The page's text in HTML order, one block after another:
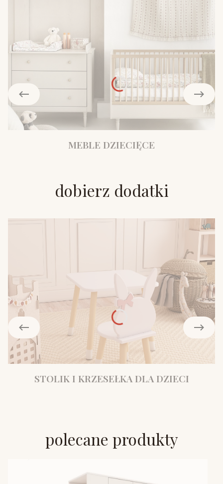
MEBLE DZIECIĘCE
dobierz dodatki
STOLIK I KRZESEŁKA DLA DZIECI
polecane produkty